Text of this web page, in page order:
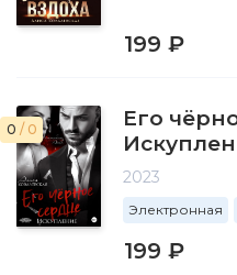
199 ₽
0 / 0
Его
2023
Электронная
199 ₽